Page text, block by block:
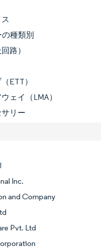
種類別
路）
ETT）
ェイ（LMA）
リー
Inc.
and Company
Pvt. Ltd